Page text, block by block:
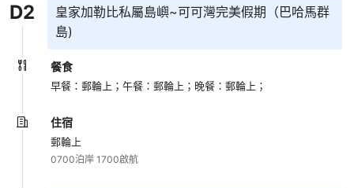
D2
皇家加勒比私屬島嶼~可可灣完美假期（巴哈馬群
島)
餐食
早餐：郵輪上；午餐：郵輪上； 晚餐：郵輪上；
住宿
郵輪上
0700泊岸 1700啟航